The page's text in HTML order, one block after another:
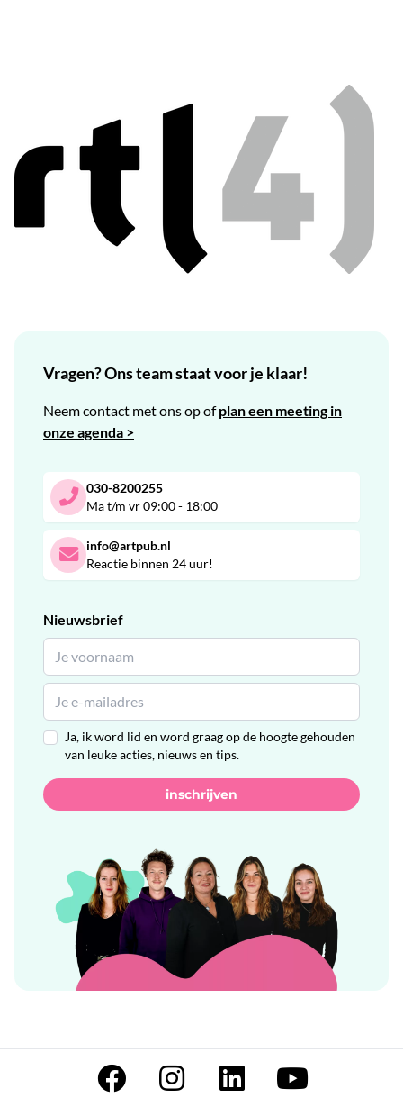
Vragen? Ons team staat voor je klaar!
Neem contact met ons op ofplan een meeting in
onze agenda >
030-8200255
Ma t/m vr 09:00 - 18:00
info@artpub.nl
Reactie binnen 24 uur!
Nieuwsbrief
Ja, ik word lid en word graag op de hoogte gehouden
van leuke acties, nieuws en tips.